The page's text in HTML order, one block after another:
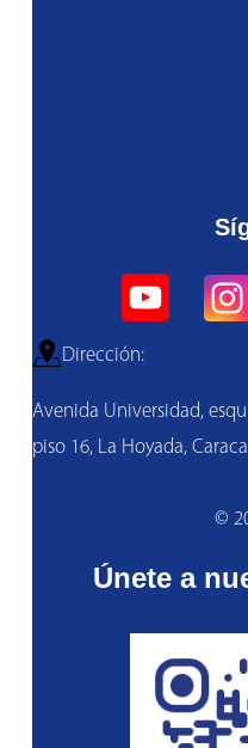
Dirección:
Avenida Universidad,
piso 16, La Hoyada,
©
Únete a